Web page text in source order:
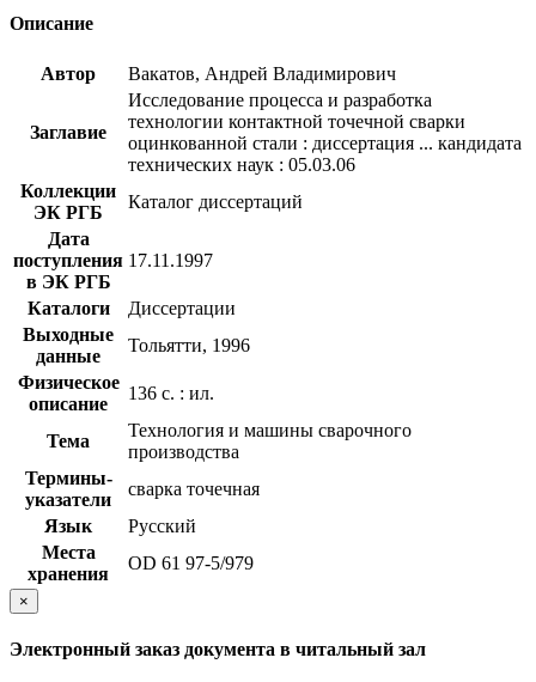
Описание
Автор Вакатов, Андрей Владимирович
Заглавие
Исследование процесса и разработка
технологии контактной точечной сварки
оцинкованной стали : диссертация ... кандидата
технических наук : 05.03.06
Коллекции
ЭК РГБ
Каталог диссертаций
Дата
поступления
в ЭК РГБ
17.11.1997
Каталоги
Диссертации
Выходные
данные
Тольятти, 1996
Физическое
описание
136 с. : ил.
Тема
Технология и машины сварочного
производства
Термины-
указатели
сварка точечная
Язык
Русский
Места
хранения
OD 61 97-5/979
×
Электронный заказ документа в читальный зал